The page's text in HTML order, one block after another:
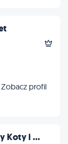
Zobacz profil
Koty i ...